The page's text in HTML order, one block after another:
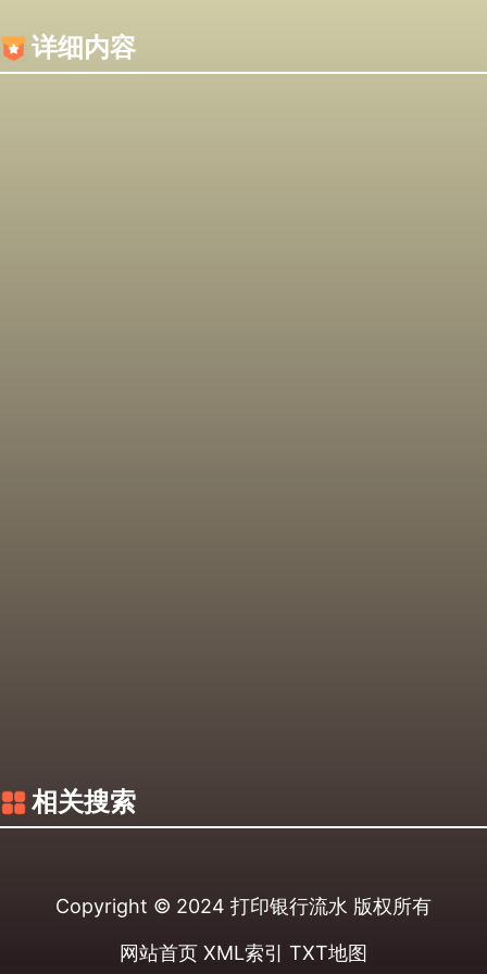
详细内容
相关搜索
Copyright © 2024 打印银行流水 版权所有
网站首页 XML索引 TXT地图